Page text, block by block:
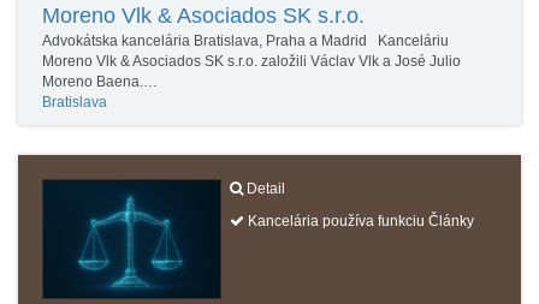
Moreno Vlk & Asociados SK s.r.o.
Advokátska kancelária Bratislava, Praha a Madrid Kanceláriu
Moreno Vlk & Asociados SK s.r.o. založili Václav Vlk a José Julio
Moreno Baena.…
Bratislava
Detail
Kancelária používa funkciu Články